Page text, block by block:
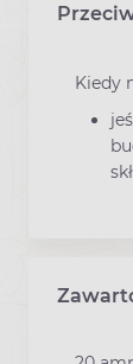
Kiedy